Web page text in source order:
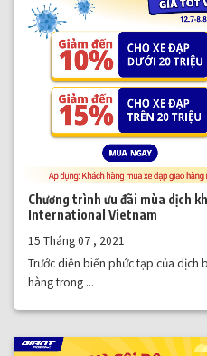
Chương trình ưu đãi mùa dịch
International Vietnam
15 Tháng 07 , 2021
Trước diễn biến phức tạp của dịch
hàng trong ...